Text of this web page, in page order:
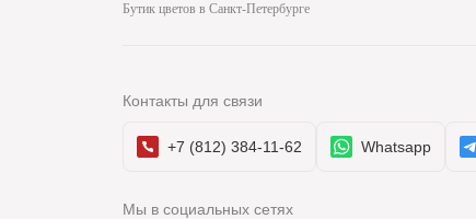
Бутик цветов в Санкт-Петербурге
Контакты для связи
+7 (812) 384-11-62 Whatsapp
Мы в социальных сетях